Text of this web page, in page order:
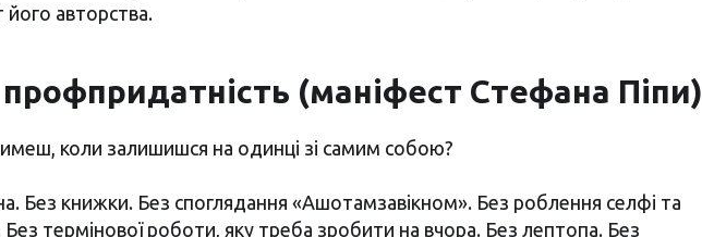
його авторства.
(маніфест Стефана Піпи)
коли залишишся на одинці зі самим собою?
Без книжки. Без споглядання «Ашотамзавікном». Без роблення селфі та
Без термінової роботи, яку треба зробити на вчора. Без лептопа. Без